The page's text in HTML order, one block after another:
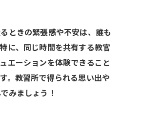
ときの緊張感や不安は、誰も
に、同じ時間を共有する教官
エーションを体験できること
。教習所で得られる思い出や
みましょう！